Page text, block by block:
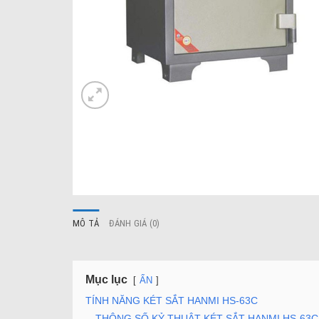
MÔ TẢ ĐÁNH GIÁ (0)
Mục lục ẨN
TÍNH NĂNG KÉT SẮT HANMI HS-63C